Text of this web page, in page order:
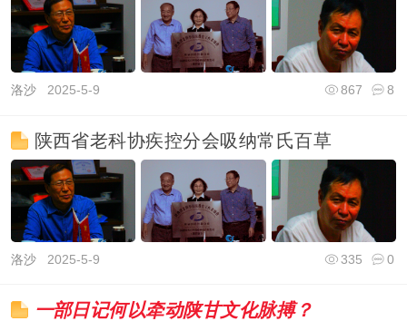
洛沙2025-5-9 8
867
陕西省老科协疾控分会吸纳常氏百草
洛沙2025-5-9 0
335
一部日记何以牵动陕甘文化脉搏？